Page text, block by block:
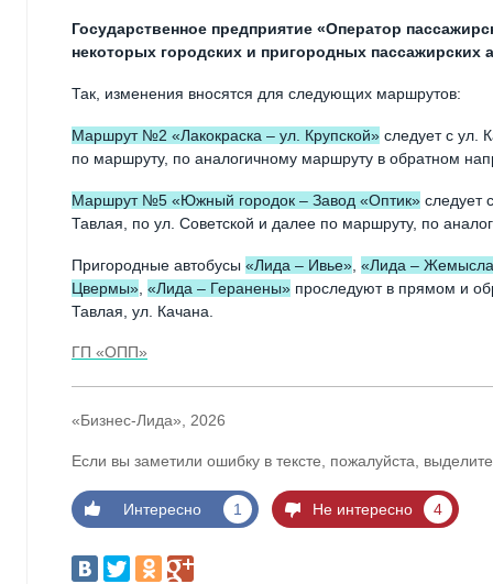
Государственное предприятие «Оператор
некоторых городских и пригородных пассажирских
Так, изменения вносятся для следующих маршрутов:
Маршрут №2 «Лакокраска – ул. Крупской» следует с ул.
по маршруту, по аналогичному маршруту в обратном
Маршрут №5 «Южный городок – Завод «Оптик» следует
Тавлая, по ул. Советской и далее по маршруту, по
Пригородные автобусы «Лида – Ивье» «Лида –
Цвермы» «Лида – Геранены» проследуют в прямом и
Тавлая, ул. Качана.
ГП «ОПП»
«Бизнес-Лида», 2026
Если вы заметили ошибку в тексте, пожалуйста,
Интересно 1 Не интересно 4